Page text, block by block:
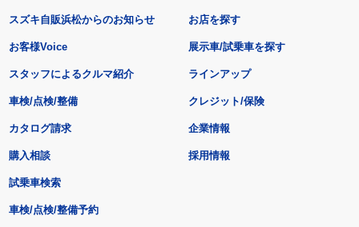
スズキ自販浜松からのお知らせ
お客様Voice
スタッフによるクルマ紹介
お店を探す
展示車/試乗車を探す
ラインアップ
車検/点検/整備 クレジット/保険
カタログ請求
購入相談
試乗車検索
車検/点検/整備予約
企業情報
採用情報